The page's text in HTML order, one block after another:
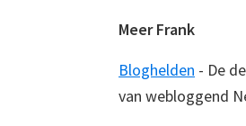
Meer Frank
Bloghelden - De
van webloggend